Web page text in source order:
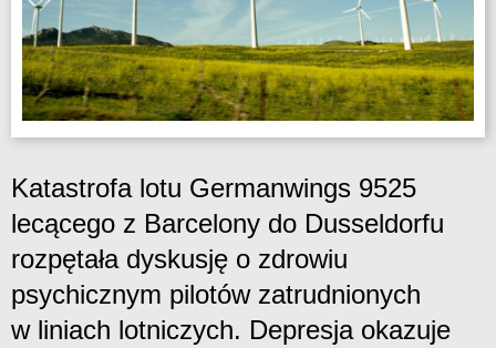
Katastrofa lotu Germanwings 9525
lecącego z Barcelony do Dusseldorfu
rozpętała dyskusję o zdrowiu
psychicznym pilotów zatrudnionych
w liniach lotniczych. Depresja okazuje